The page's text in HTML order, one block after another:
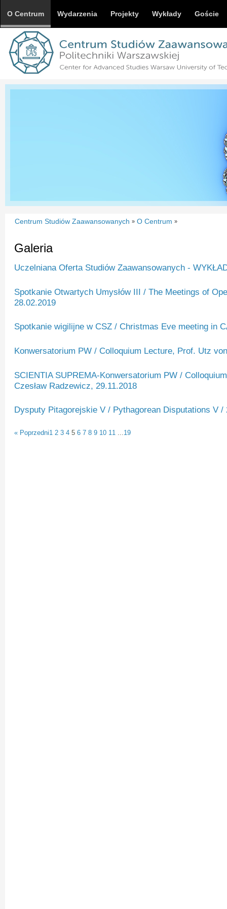
O Centrum Wydarzenia Projekty Wykłady Goście
Centrum Studiów Zaawansowanych » O Centrum »
Galeria
Uczelniana Oferta Studiów Zaawansowanych -
Spotkanie Otwartych Umysłów III / The Meetings of
28.02.2019
Spotkanie wigilijne w CSZ / Christmas Eve meeting in
Konwersatorium PW / Colloquium Lecture, Prof. Utz
SCIENTIA SUPREMA-Konwersatorium PW /
Czesław Radzewicz, 29.11.2018
Dysputy Pitagorejskie V / Pythagorean Disputations V /
« Poprzedni1 2 3 4 5 6 7 8 9 10 11 19